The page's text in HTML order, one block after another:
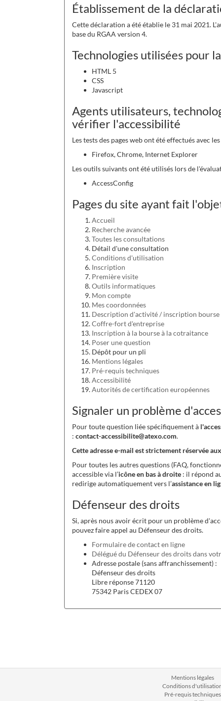
Établissement de la
Cette déclaration a été établie le 31 mai 2021.
base du RGAA version 4.
Technologies utilisées pour
HTML 5
CSS
Javascript
Agents utilisateurs,
vérifier l'accessibilité
Les tests des pages web ont été effectués avec
Firefox, Chrome, Internet Explorer
Les outils suivants ont été utilisés lors de
AccessConfig
Pages du site ayant fait
Accueil
Recherche avancée
Toutes les consultations
Détail d'une consultation
Conditions d'utilisation
Inscription
Première visite
Outils informatiques
Mon compte
Mes coordonnées
Description d'activité / inscription bourse
Coffre-fort d'entreprise
Inscription à la bourse à la cotraitance
Poser une question
Dépôt pour un pli
Mentions légales
Pré-requis techniques
Accessibilité
Autorités de certification européennes
Signaler un problème
Pour toute question liée spécifiquement à
: contact-accessibilite@atexo.com.
Cette adresse e-mail est strictement réservée
Pour toutes les autres questions (FAQ,
accessible via l’icône en bas à droite : il répond
redirige automatiquement vers l’assistance en
Défenseur des droits
Si, après nous avoir écrit pour un problème
pouvez faire appel au Défenseur des droits.
Formulaire de contact en ligne
Délégué du Défenseur des droits dans
Adresse postale (sans affranchissement) :
Défenseur des droits
Libre réponse 71120
75342 Paris CEDEX 07
Mentions légales
Conditions
Pré-requis techniques